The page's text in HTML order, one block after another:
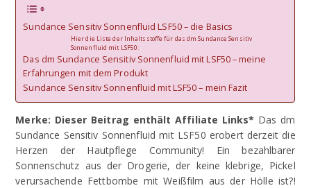
Sundance Sensitiv Sonnenfluid LSF50 – die Basics
Hier die Liste der Inhaltsstoffe für das dm Sundance Sensitiv
Sonnenfluid mit LSF50:
Das dm Sundance Sensitiv Sonnenfluid mit LSF50 – meine
Erfahrungen mit dem Produkt
Sundance Sensitiv Sonnenfluid mit LSF50 – mein Fazit
Merke: Dieser Beitrag enthält Affiliate Links* Das dm
Sundance Sensitiv Sonnenfluid mit LSF50 erobert derzeit die
Herzen der Hautpflege Community! Ein bezahlbarer
Sonnenschutz aus der Drogerie, der keine klebrige, Pickel
verursachende Fettbombe mit Weißfilm aus der Hölle ist?!